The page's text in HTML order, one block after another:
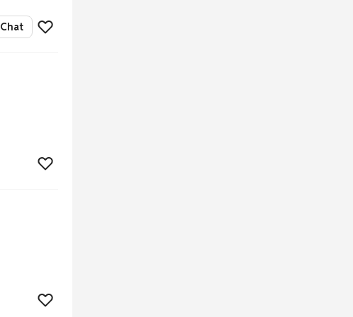
Chat